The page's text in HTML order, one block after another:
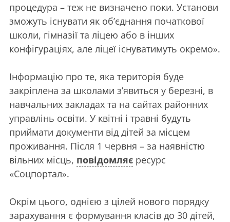
процедура – теж не визначено поки. Установи
зможуть існувати як об’єднання початкової
школи, гімназії та ліцею або в інших
конфігураціях, але ліцеї існуватимуть окремо».
Інформацію про те, яка територія буде
закріплена за школами з’явиться у березні, в
навчальних закладах та на сайтах районних
управлінь освіти. У квітні і травні будуть
приймати документи від дітей за місцем
проживання. Після 1 червня – за наявністю
вільних місць, повідомляє ресурс
«Соцпортал».
Окрім цього, однією з цілей нового порядку
зарахування є формування класів до 30 дітей,